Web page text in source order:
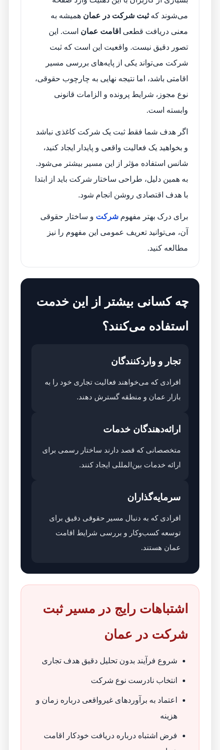
می‌شوند کهثبت شرکت در عمان همیشه به
معنی دریافت قطعی اقامت عمان است. این
تصور دقیق نیست. واقعیت این است که ثبت
شرکت می‌تواند یکی از پایه‌های بررسی مسیر
اقامتی باشد، اما نتیجه نهایی به چارچوب حقوقی،
نوع مجوز، شرایط پرونده و الزامات قانونی
وابسته است.
اگر هدف شما فقط ثبت یک شرکت کاغذی نباشد
و بخواهید یک فعالیت واقعی و پایدار ایجاد کنید،
شانس استفاده مؤثر از این مسیر بیشتر می‌شود.
به همین دلیل، طراحی ساختار شرکت باید از ابتدا
با هدف اقتصادی روشن انجام شود.
برای درک بهتر مفهوم شرکت و ساختار حقوقی
آن، می‌توانید تعریف عمومی این مفهوم را نیز
مطالعه کنید.
چه کسانی بیشتر از این خدمت
استفاده می‌کنند؟
تجار و واردکنندگان
افرادی که می‌خواهند فعالیت تجاری خود را به
بازار عمان و منطقه گسترش دهند.
ارائه‌دهندگان خدمات
متخصصانی که قصد دارند ساختار رسمی برای
ارائه خدمات بین‌المللی ایجاد کنند.
سرمایه‌گذاران
افرادی که به دنبال مسیر حقوقی دقیق برای
توسعه کسب‌وکار و بررسی شرایط اقامت
عمان هستند.
اشتباهات رایج در مسیر ثبت
شرکت در عمان
شروع فرآیند بدون تحلیل دقیق هدف تجاری
انتخاب نادرست نوع شرکت
اعتماد به برآوردهای غیرواقعی درباره زمان و
هزینه
فرض اشتباه درباره دریافت خودکار اقامت